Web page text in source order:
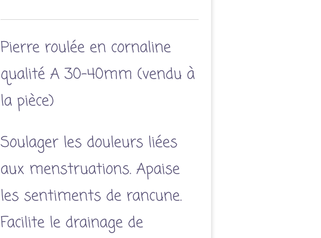
Pierre roulée en cornaline
qualité A 30-40mm (vendu à
la pièce)
Soulager les douleurs liées
aux menstruations. Apaise
les sentiments de rancune.
Facilite le drainage de